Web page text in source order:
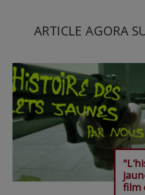
ARTICLE AGORA
film